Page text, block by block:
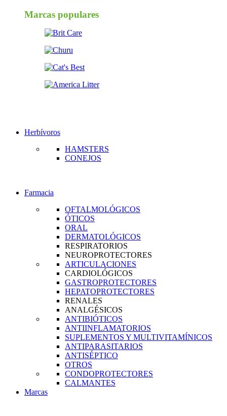
Marcas populares
Herbívoros
HAMSTERS
CONEJOS
Farmacia
OFTALMOLÓGICOS
ÓTICOS
ORAL
DERMATOLÓGICOS
RESPIRATORIOS
NEUROPROTECTORES
ARTICULACIONES
CARDIOLÓGICOS
GASTROPROTECTORES
HEPATOPROTECTORES
RENALES
ANALGÉSICOS
ANTIBIÓTICOS
ANTIINFLAMATORIOS
SUPLEMENTOS Y MULTIVITAMÍNICOS
ANTIPARASITARIOS
ANTISÉPTICO
OTROS
CONDOPROTECTORES
CALMANTES
Marcas